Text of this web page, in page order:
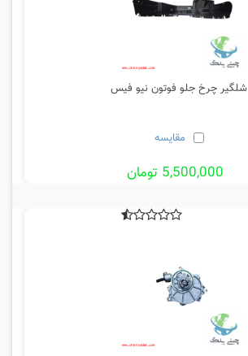
شلگیر چرخ جلو فوتون نیو فیس
مقایسه
5,500,000 تومان